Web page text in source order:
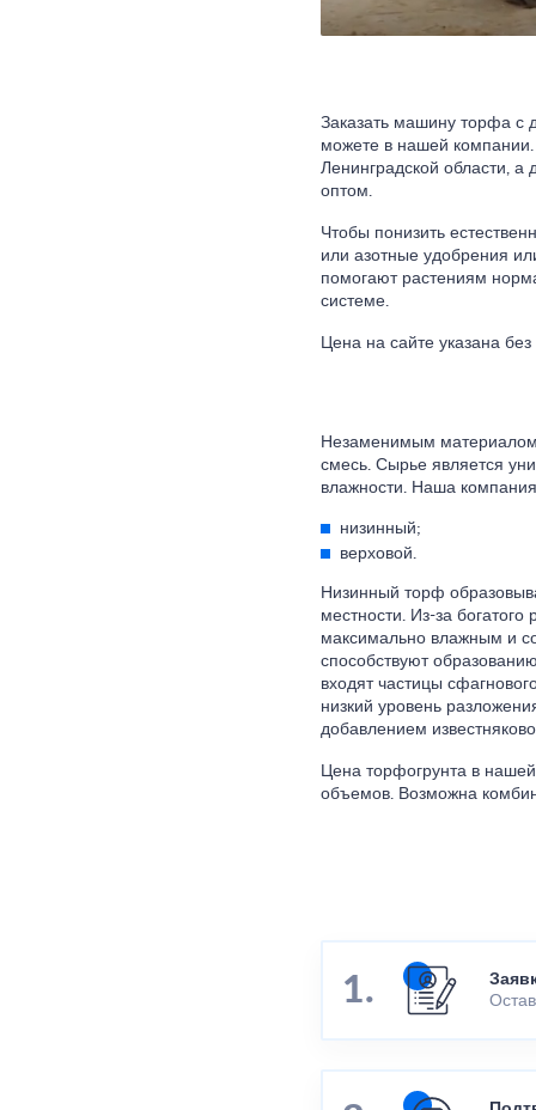
Заказать машину торфа с
можете в нашей
Ленинградской области, а
оптом.
Чтобы понизить
или азотные удобрения
помогают растениям
системе.
Цена на сайте указана
Незаменимым
смесь. Сырье является
влажности. Наша
низинный;
верховой.
Низинный торф
местности. Из-за богатого
максимально влажным и
способствуют
входят частицы
низкий уровень
добавлением
Цена торфогрунта в
объемов. Возможна